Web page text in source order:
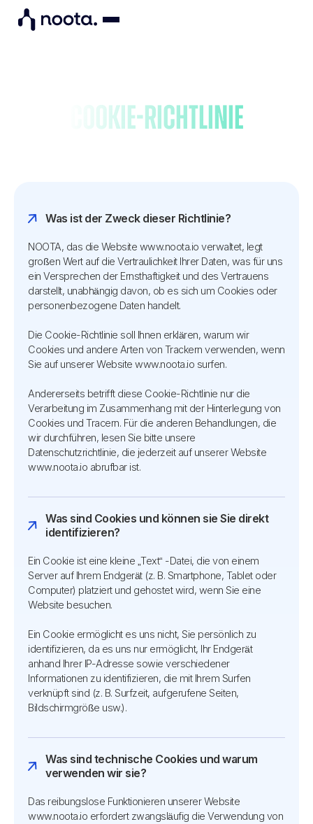
Cookie-Richtlinie
Was ist der Zweck dieser Richtlinie?
NOOTA, das die Website www.noota.io verwaltet, legt
großen Wert auf die Vertraulichkeit Ihrer Daten, was für uns
ein Versprechen der Ernsthaftigkeit und des Vertrauens
darstellt, unabhängig davon, ob es sich um Cookies oder
personenbezogene Daten handelt.
Die Cookie-Richtlinie soll Ihnen erklären, warum wir
Cookies und andere Arten von Trackern verwenden, wenn
Sie auf unserer Website www.noota.io surfen.
Andererseits betrifft diese Cookie-Richtlinie nur die
Verarbeitung im Zusammenhang mit der Hinterlegung von
Cookies und Tracern. Für die anderen Behandlungen, die
wir durchführen, lesen Sie bitte unsere
Datenschutzrichtlinie, die jederzeit auf unserer Website
www.noota.io abrufbar ist.
Was sind Cookies und können sie Sie direkt
identifizieren?
Ein Cookie ist eine kleine „Text“ -Datei, die von einem
Server auf Ihrem Endgerät (z. B. Smartphone, Tablet oder
Computer) platziert und gehostet wird, wenn Sie eine
Website besuchen.
Ein Cookie ermöglicht es uns nicht, Sie persönlich zu
identifizieren, da es uns nur ermöglicht, Ihr Endgerät
anhand Ihrer IP-Adresse sowie verschiedener
Informationen zu identifizieren, die mit Ihrem Surfen
verknüpft sind (z. B. Surfzeit, aufgerufene Seiten,
Bildschirmgröße usw.).
Was sind technische Cookies und warum
verwenden wir sie?
Das reibungslose Funktionieren unserer Website
www.noota.io erfordert zwangsläufig die Verwendung von